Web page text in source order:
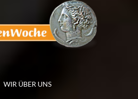
WIR ÜBER UNS